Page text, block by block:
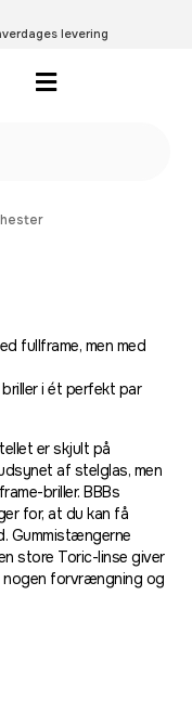
levering
fullframe, men med
i ét perfekt par
er skjult på
af stelglas, men
briller. BBBs
for, at du kan få
Gummistængerne
store Toric-linse giver
nogen forvrængning og